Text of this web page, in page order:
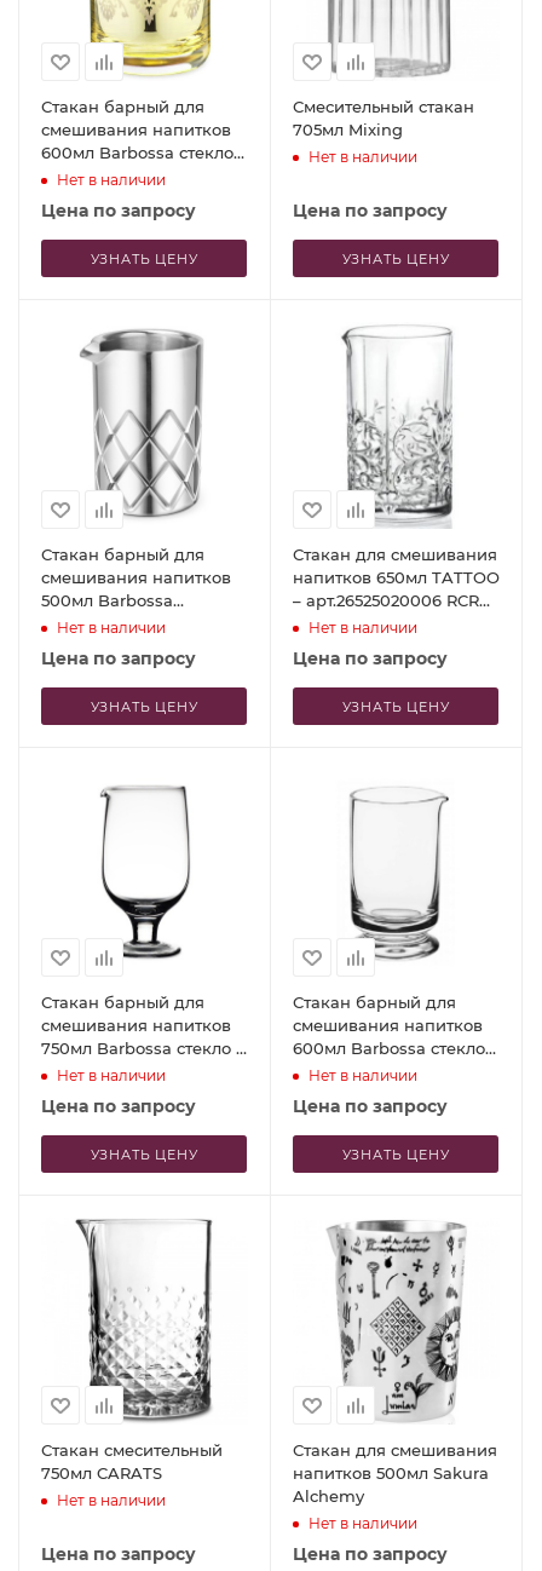
Стакан барный для
смешивания напитков
600мл Barbossa стекло
золотистый цвет – P.L.
Нет в наличии
Цена по запросу
УЗНАТЬ ЦЕНУ
Смесительный стакан
705мл Mixing
Нет в наличии
Цена по запросу
УЗНАТЬ ЦЕНУ
Стакан барный для
смешивания напитков
500мл Barbossa
нерж.сталь – P.L. Proff
Нет в наличии
Цена по запросу
УЗНАТЬ ЦЕНУ
Стакан для смешивания
напитков 650мл TATTOO
– арт.26525020006 RCR
Luxion
Нет в наличии
Цена по запросу
УЗНАТЬ ЦЕНУ
Стакан барный для
смешивания напитков
750мл Barbossa стекло –
P.L. Proff Cuisine
Нет в наличии
Цена по запросу
УЗНАТЬ ЦЕНУ
Стакан барный для
смешивания напитков
600мл Barbossa стекло –
P.L. Proff Cuisine
Нет в наличии
Цена по запросу
УЗНАТЬ ЦЕНУ
Стакан смесительный
750мл CARATS
Нет в наличии
Цена по запросу
Стакан для смешивания
напитков 500мл Sakura
Alchemy
Нет в наличии
Цена по запросу